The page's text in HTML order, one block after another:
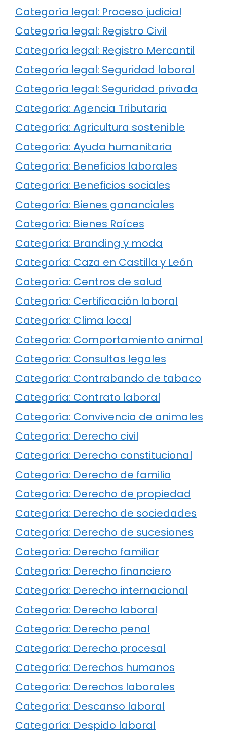
Categoría legal: Proceso judicial
Categoría legal: Registro Civil
Categoría legal: Registro Mercantil
Categoría legal: Seguridad laboral
Categoría legal: Seguridad privada
Categoría: Agencia Tributaria
Categoría: Agricultura sostenible
Categoría: Ayuda humanitaria
Categoría: Beneficios laborales
Categoría: Beneficios sociales
Categoría: Bienes gananciales
Categoría: Bienes Raíces
Categoría: Branding y moda
Categoría: Caza en Castilla y León
Categoría: Centros de salud
Categoría: Certificación laboral
Categoría: Clima local
Categoría: Comportamiento animal
Categoría: Consultas legales
Categoría: Contrabando de tabaco
Categoría: Contrato laboral
Categoría: Convivencia de animales
Categoría: Derecho civil
Categoría: Derecho constitucional
Categoría: Derecho de familia
Categoría: Derecho de propiedad
Categoría: Derecho de sociedades
Categoría: Derecho de sucesiones
Categoría: Derecho familiar
Categoría: Derecho financiero
Categoría: Derecho internacional
Categoría: Derecho laboral
Categoría: Derecho penal
Categoría: Derecho procesal
Categoría: Derechos humanos
Categoría: Derechos laborales
Categoría: Descanso laboral
Categoría: Despido laboral